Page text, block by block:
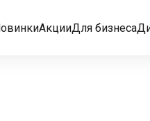
АкцииДля бизнеса